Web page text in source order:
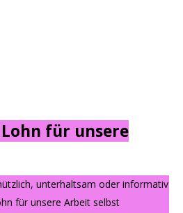
für unsere
unterhaltsam oder informativ
für unsere Arbeit selbst